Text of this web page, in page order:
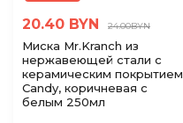
20.40 BYN 24.00BYN
Миска Mr.Kranch из
нержавеющей стали с
керамическим покрытием
Candy, коричневая с
белым 250мл